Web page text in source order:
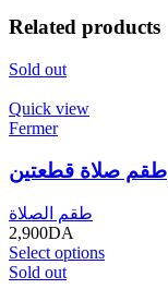
Related products
Sold out
Quick view
Fermer
طقم صلاة قطعتين
طقم الصلاة
2,900DA
Select options
Sold out